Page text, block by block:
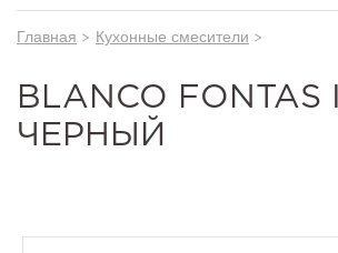
Главная > Кухонные смесители >
BLANCO FONTAS II
ЧЕРНЫЙ